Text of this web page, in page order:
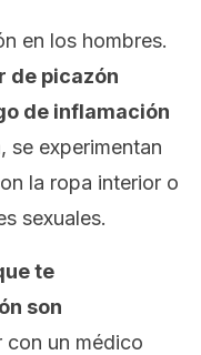
en los hombres.
de picazón
de inflamación
se experimentan
la ropa interior o
sexuales.
te
son
con un médico